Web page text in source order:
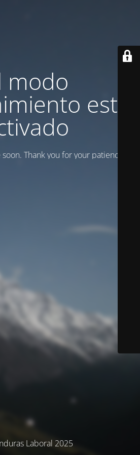
modo
está
Thank you for your patience!
Laboral 2025